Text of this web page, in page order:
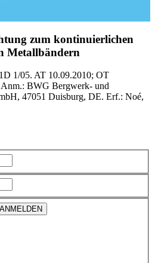
zum kontinuierlichen
Metallbändern
1/05. AT 10.09.2010; OT
BWG Bergwerk- und
47051 Duisburg, DE. Erf.: Noé,